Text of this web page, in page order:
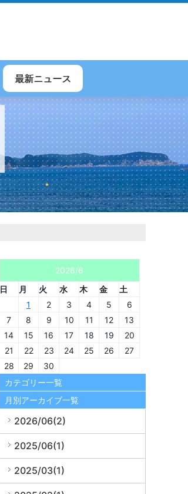
最新ニュース
2026/6
日
月 火 水 木 金
土
1
2 3 4 5
6
7
8 9 10 11 12
13
14
15 16 17 18 19
20
21
22 23 24 25 26
27
28
29
30
カテゴリー一覧
月別アーカイブ一覧
2026/06(2)
2025/06(1)
2025/03(1)